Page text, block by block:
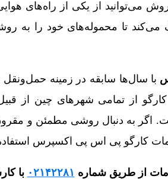
می‌توانید از یکی از راه‌های
می‌کند تا محموله‌های خود را به
با سال‌ها سابقه در زمینه حمل‌ونقل
از تمامی شهرهای چین از
اگر به دنبال روشی مطمئن و
کارگو پی اس پی اکسپرس
از طریق شماره ۰۲۱۴۲۲۸۱ با